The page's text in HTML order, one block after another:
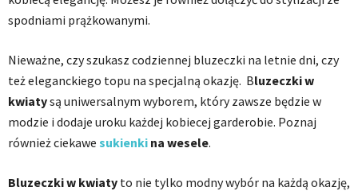
spodniami prążkowanymi.
Nieważne, czy szukasz codziennej bluzeczki na letnie dni, czy
też eleganckiego topu na specjalną okazję. Bluzeczki w
kwiatysą uniwersalnym wyborem, który zawsze będzie w
modzie i dodaje uroku każdej kobiecej garderobie. Poznaj
również ciekawe sukienki na wesele.
Bluzeczki w kwiaty to nie tylko modny wybór na każdą okazję,